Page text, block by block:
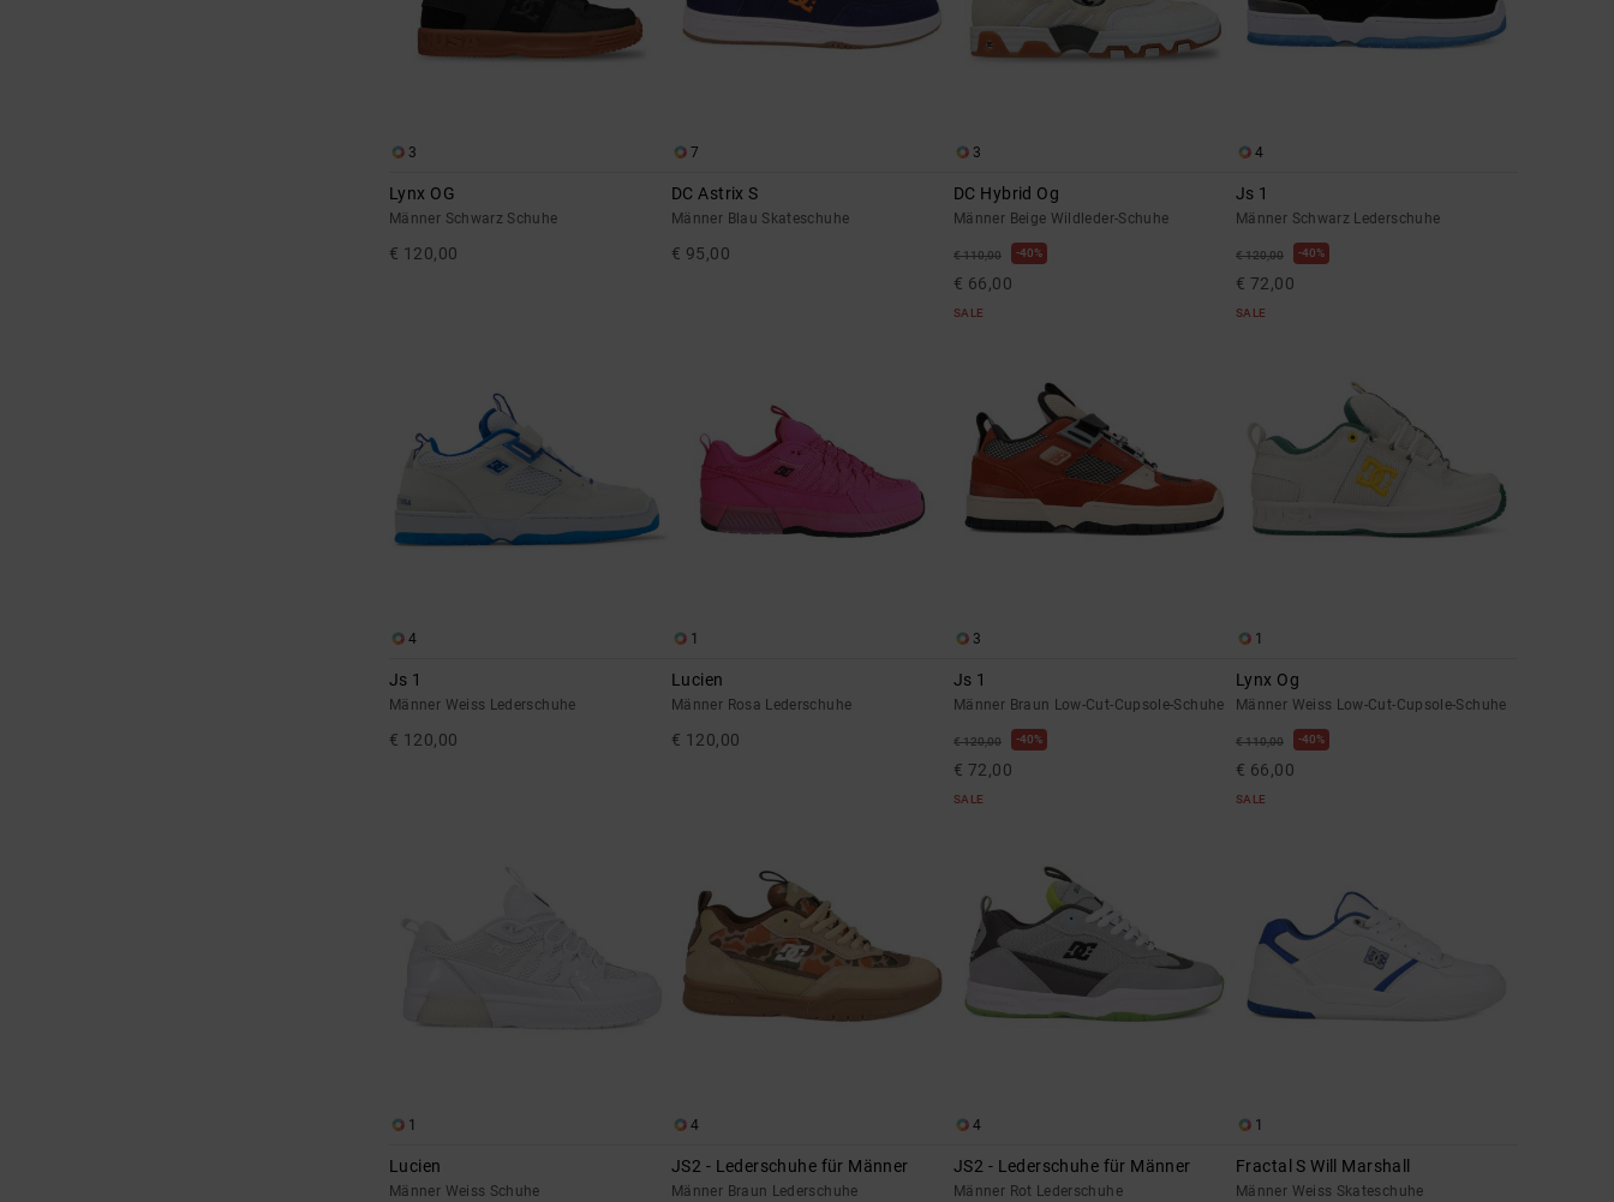
3
Lynx OG
Männer Schwarz Schuhe
€ 120,00
7
DC Astrix S
Männer Blau Skateschuhe
€ 95,00
3
DC Hybrid Og
Männer Beige Wildleder-Schuhe
€ 110,00 40%
€ 66,00
SALE
4
Js 1
Männer Schwarz Lederschuhe
€ 120,00 40%
€ 72,00
SALE
4
Js 1
Männer Weiss Lederschuhe
€ 120,00
1
Lucien
Männer Rosa Lederschuhe
€ 120,00
3
Js 1
Männer Braun Low-Cut-Cupsole-Schuhe
€ 120,00 40%
€ 72,00
SALE
1
Lynx Og
Männer Weiss Low-Cut-Cupsole-Schuhe
€ 110,00 40%
€ 66,00
SALE
1
Lucien
Männer Weiss Schuhe
4
JS2 - Lederschuhe für Männer
Männer Braun Lederschuhe
4
JS2 - Lederschuhe für Männer
Männer Rot Lederschuhe
1
Fractal S Will Marshall
Männer Weiss Skateschuhe